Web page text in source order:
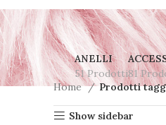
ANELLI
51 Prodotti81
Home
Prodotti
Show sidebar